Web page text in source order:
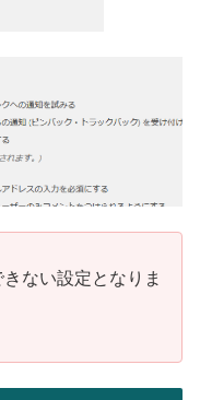
ない設定となりま